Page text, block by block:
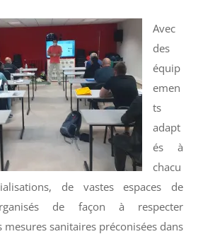
Avec
des
équip
emen
ts
adapt
és à
chacu
de vastes espaces de
de façon à respecter
mesures sanitaires préconisées dans